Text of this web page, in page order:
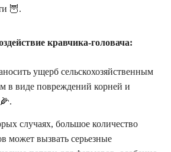
🦉.
кравчика-головача:
ущерб сельскохозяйственным
в виде повреждений корней и
случаях, большое количество
может вызвать серьезные